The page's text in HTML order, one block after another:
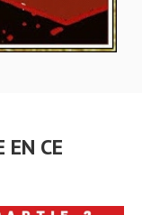
EN CE